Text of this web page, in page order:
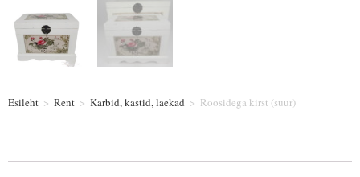
Esileht > Rent > Karbid, kastid, laekad > Roosidega kirst (suur)